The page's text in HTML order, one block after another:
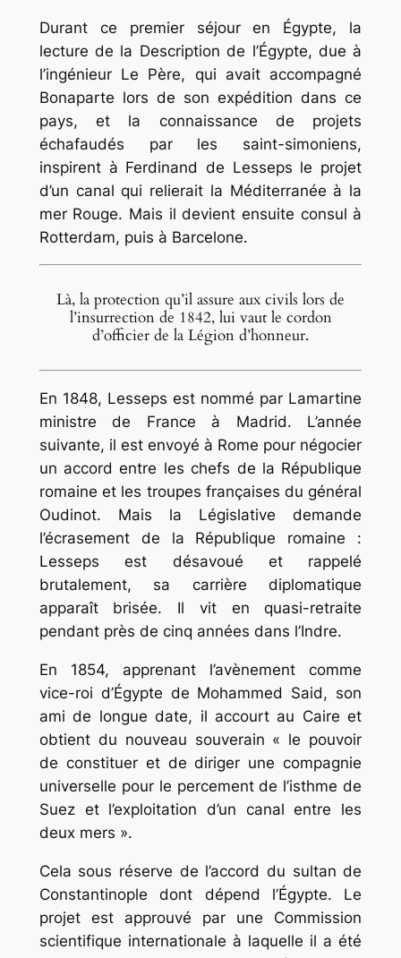
Durant ce premier séjour en Égypte, la
lecture de la Description de l’Égypte, due à
l’ingénieur Le Père, qui avait accompagné
Bonaparte lors de son expédition dans ce
pays, et la connaissance de projets
échafaudés par les saint-simoniens,
inspirent à Ferdinand de Lesseps le projet
d’un canal qui relierait la Méditerranée à la
mer Rouge. Mais il devient ensuite consul à
Rotterdam, puis à Barcelone.
Là, la protection qu’il assure aux civils lors de
l’insurrection de 1842, lui vaut le cordon
d’officier de la Légion d’honneur.
En 1848, Lesseps est nommé par Lamartine
ministre de France à Madrid. L’année
suivante, il est envoyé à Rome pour négocier
un accord entre les chefs de la République
romaine et les troupes françaises du général
Oudinot. Mais la Législative demande
l’écrasement de la République romaine :
Lesseps est désavoué et rappelé
brutalement, sa carrière diplomatique
apparaît brisée. Il vit en quasi-retraite
pendant près de cinq années dans l’Indre.
En 1854, apprenant l’avènement comme
vice-roi d’Égypte de Mohammed Said, son
ami de longue date, il accourt au Caire et
obtient du nouveau souverain « le pouvoir
de constituer et de diriger une compagnie
universelle pour le percement de l’isthme de
Suez et l’exploitation d’un canal entre les
deux mers ».
Cela sous réserve de l’accord du sultan de
Constantinople dont dépend l’Égypte. Le
projet est approuvé par une Commission
scientifique internationale à laquelle il a été